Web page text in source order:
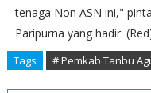
tenaga Non ASN ini,"
Paripurna yang hadir.
Tags # Pemkab Tanbu